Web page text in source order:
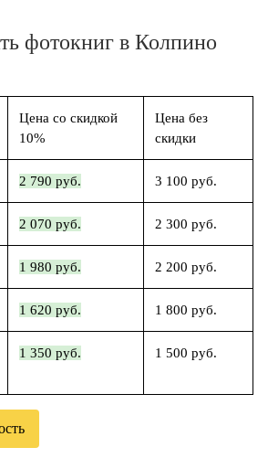
фотокниг в Колпино
Цена со скидкой
10%
Цена без
скидки
2 790 руб. 3 100 руб.
2 070 руб. 2 300 руб.
1 980 руб. 2 200 руб.
1 620 руб. 1 800 руб.
1 350 руб. 1 500 руб.